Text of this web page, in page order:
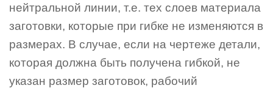
нейтральной линии, т.е. тех слоев материала
заготовки, которые при гибке не изменяются в
размерах. В случае, если на чертеже детали,
которая должна быть получена гибкой, не
указан размер заготовок, рабочий